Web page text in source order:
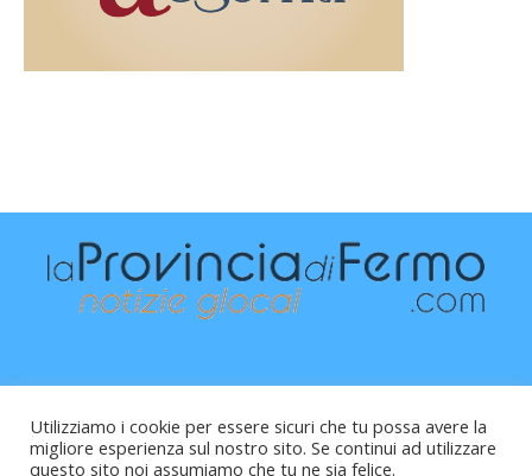
Utilizziamo i cookie per essere sicuri che tu possa avere la
migliore esperienza sul nostro sito. Se continui ad utilizzare
questo sito noi assumiamo che tu ne sia felice.